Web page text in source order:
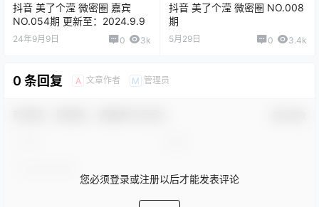
抖音 美了个滢 微密圈 嘉宾
NO.054期 更新至：2024.9.9
24年9月9日 0 3k
抖音 美了个滢 微密圈 NO.008
期
5月29日 0 3.4k
0 条回复 A 文章作者 M 管理员
您必须登录或注册以后才能发表评论